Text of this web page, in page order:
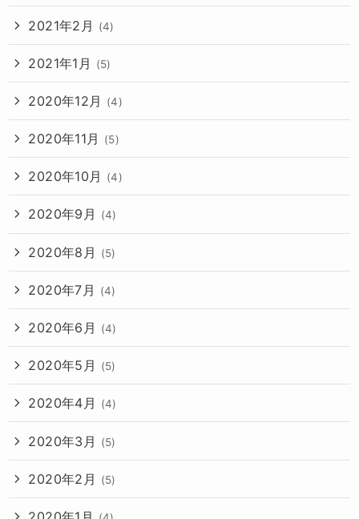
2021年2月 (4)
2021年1月 (5)
2020年12月 (4)
2020年11月 (5)
2020年10月 (4)
2020年9月 (4)
2020年8月 (5)
2020年7月 (4)
2020年6月 (4)
2020年5月 (5)
2020年4月 (4)
2020年3月 (5)
2020年2月 (5)